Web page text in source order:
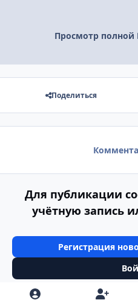
Просмотр полной
Поделиться
Для публикации
учётную запись
Регистрация